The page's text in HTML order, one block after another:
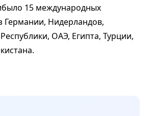
15 международных
Германии, Нидерландов,
ОАЭ, Египта, Турции,